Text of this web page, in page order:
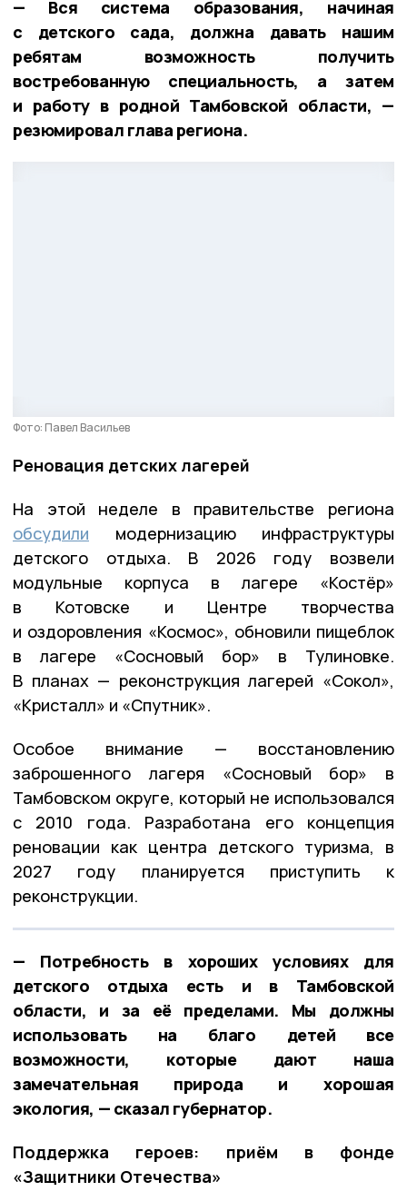
— Вся система образования, начиная
с детского сада, должна давать нашим
ребятам возможность получить
востребованную специальность, а затем
и работу в родной Тамбовской области, —
резюмировал глава региона.
Фото: Павел Васильев
Реновация детских лагерей
На этой неделе в правительстве региона
обсудили модернизацию инфраструктуры
детского отдыха. В 2026 году возвели
модульные корпуса в лагере «Костёр»
в Котовске и Центре творчества
и оздоровления «Космос», обновили пищеблок
в лагере «Сосновый бор» в Тулиновке.
В планах — реконструкция лагерей «Сокол»,
«Кристалл» и «Спутник».
Особое внимание — восстановлению
заброшенного лагеря «Сосновый бор» в
Тамбовском округе, который не использовался
с 2010 года. Разработана его концепция
реновации как центра детского туризма, в
2027 году планируется приступить к
реконструкции.
— Потребность в хороших условиях для
детского отдыха есть и в Тамбовской
области, и за её пределами. Мы должны
использовать на благо детей все
возможности, которые дают наша
замечательная природа и хорошая
экология, — сказал губернатор.
Поддержка героев: приём в фонде
«Защитники Отечества»